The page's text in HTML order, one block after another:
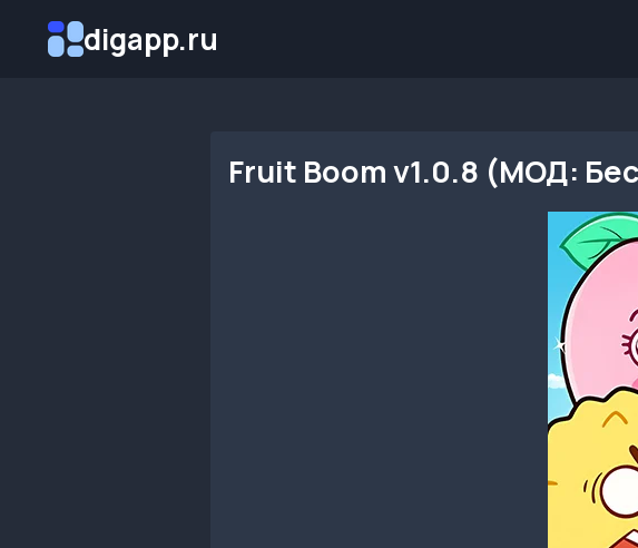
digapp.ru
Fruit Boom v1.0.8 (МОД: